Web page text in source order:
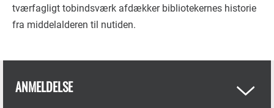
tværfagligt tobindsværk afdækker bibliotekernes historie
fra middelalderen til nutiden.
ANMELDELSE